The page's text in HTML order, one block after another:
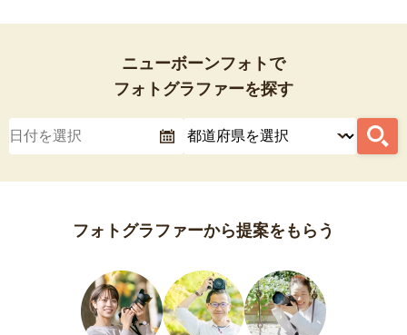
ニューボーンフォトで
フォトグラファーを探す
フォトグラファーから提案をもらう